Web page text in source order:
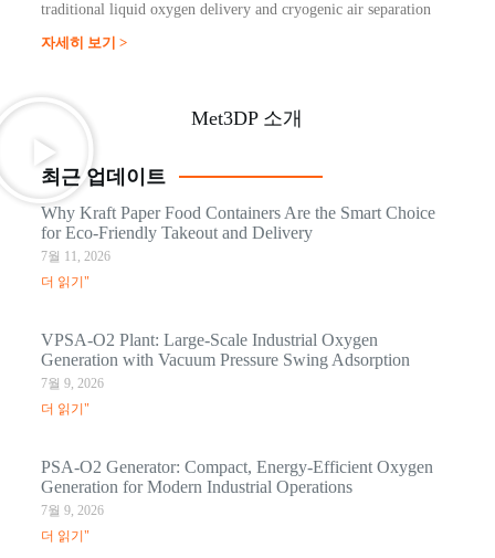
traditional liquid oxygen delivery and cryogenic air separation
자세히 보기 >
Met3DP 소개
최근 업데이트
Why Kraft Paper Food Containers Are the Smart Choice
for Eco-Friendly Takeout and Delivery
7월 11, 2026
더 읽기"
VPSA-O2 Plant: Large-Scale Industrial Oxygen
Generation with Vacuum Pressure Swing Adsorption
7월 9, 2026
더 읽기"
PSA-O2 Generator: Compact, Energy-Efficient Oxygen
Generation for Modern Industrial Operations
7월 9, 2026
더 읽기"